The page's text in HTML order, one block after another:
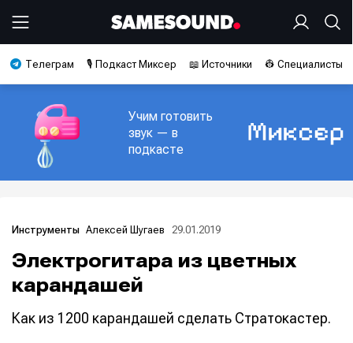
Телеграм 🎙️ Подкаст Миксер 📖 Источники 👷 Специалисты
Учим готовить
звук — в
подкасте
Инструменты Алексей Шугаев 29.01.2019
Электрогитара из цветных
карандашей
Как из 1200 карандашей сделать Стратокастер.